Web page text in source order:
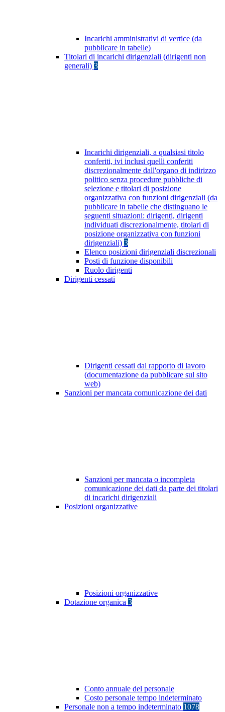
Incarichi amministrativi di vertice (da
pubblicare in tabelle)
Titolari di incarichi dirigenziali (dirigenti non
generali) 3
Incarichi dirigenziali, a qualsiasi titolo
conferiti, ivi inclusi quelli conferiti
discrezionalmente dall'organo di indirizzo
politico senza procedure pubbliche di
selezione e titolari di posizione
organizzativa con funzioni dirigenziali (da
pubblicare in tabelle che distinguano le
seguenti situazioni: dirigenti, dirigenti
individuati discrezionalmente, titolari di
posizione organizzativa con funzioni
dirigenziali) 3
Elenco posizioni dirigenziali discrezionali
Posti di funzione disponibili
Ruolo dirigenti
Dirigenti cessati
Dirigenti cessati dal rapporto di lavoro
(documentazione da pubblicare sul sito
web)
Sanzioni per mancata comunicazione dei dati
Sanzioni per mancata o incompleta
comunicazione dei dati da parte dei titolari
di incarichi dirigenziali
Posizioni organizzative
Posizioni organizzative
Dotazione organica 3
Conto annuale del personale
Costo personale tempo indeterminato
Personale non a tempo indeterminato 1078